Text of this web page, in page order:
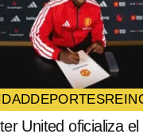
DEPORTES
United oficializa el